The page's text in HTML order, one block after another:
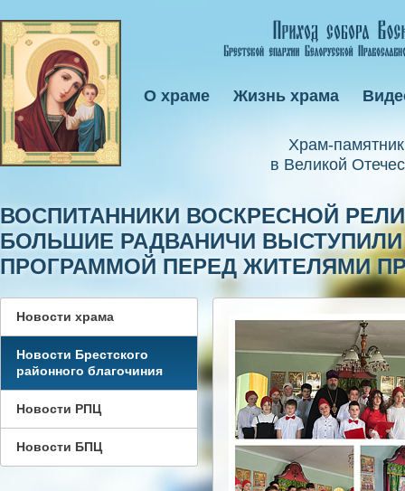
Xрам-
в Великой
О храме Жизнь храма
ВОСПИТАННИКИ ВОСКРЕСНОЙ
БОЛЬШИЕ РАДВАНИЧИ
ПРОГРАММОЙ ПЕРЕД ЖИТЕЛЯМИ
Новости храма
Новости Брестского
районного благочиния
Новости РПЦ
Новости БПЦ